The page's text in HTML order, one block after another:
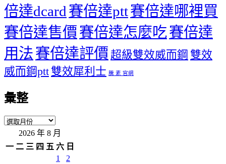
倍達dcard 賽倍達ptt賽倍達哪裡買
賽倍達售價 賽倍達怎麼吃賽倍達
用法賽倍達評價 超級雙效威而鋼 雙效
威而鋼ptt 雙效犀利士 騰 素 官網
彙整
彙
2026 年 8 月
一 二 三 四 五 六 日
1
2